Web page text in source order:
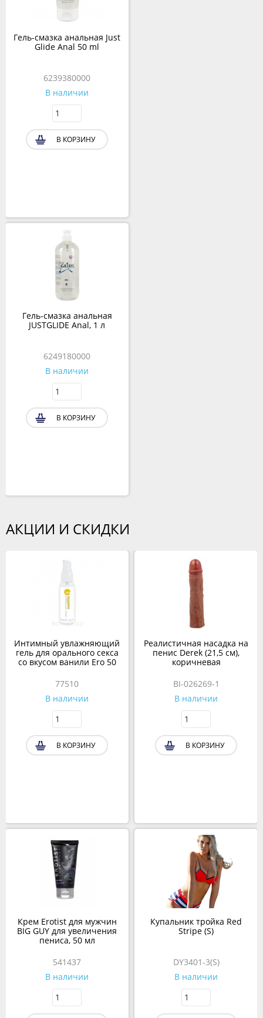
Гель-смазка анальная Just
Glide Anal 50 ml
6239380000
В наличии
В КОРЗИНУ
Гель-смазка анальная
JUSTGLIDE Anal, 1 л
6249180000
В наличии
В КОРЗИНУ
АКЦИИ И СКИДКИ
Интимный увлажняющий
гель для орального секса
со вкусом ванили Ero 50
77510
В наличии
В КОРЗИНУ
Крем Erotist для мужчин
BIG GUY для увеличения
пениса, 50 мл
541437
В наличии
Реалистичная насадка на
пенис Derek (21,5 см),
коричневая
BI-026269-1
В наличии
В КОРЗИНУ
Купальник тройка Red
Stripe (S)
DY3401-3(S)
В наличии